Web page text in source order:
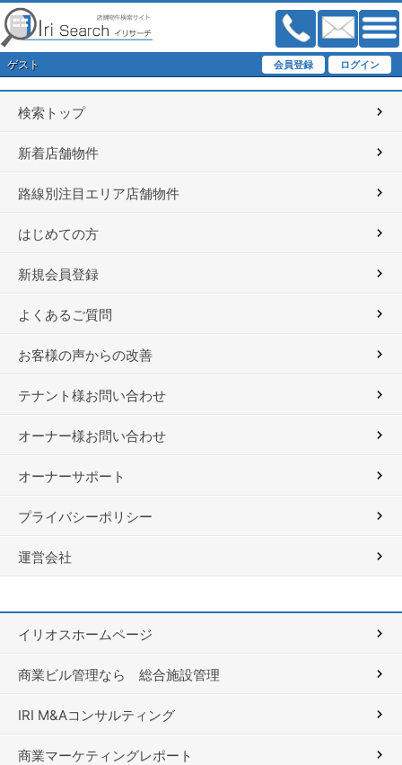
ゲスト
検索トップ
新着店舗物件
路線別注目エリア店舗物件
はじめての方
新規会員登録
よくあるご質問
お客様の声からの改善
テナント様お問い合わせ
オーナー様お問い合わせ
オーナーサポート
プライバシーポリシー
運営会社
イリオスホームページ
商業ビル管理なら 総合施設管理
IRI M&Aコンサルティング
商業マーケティングレポート